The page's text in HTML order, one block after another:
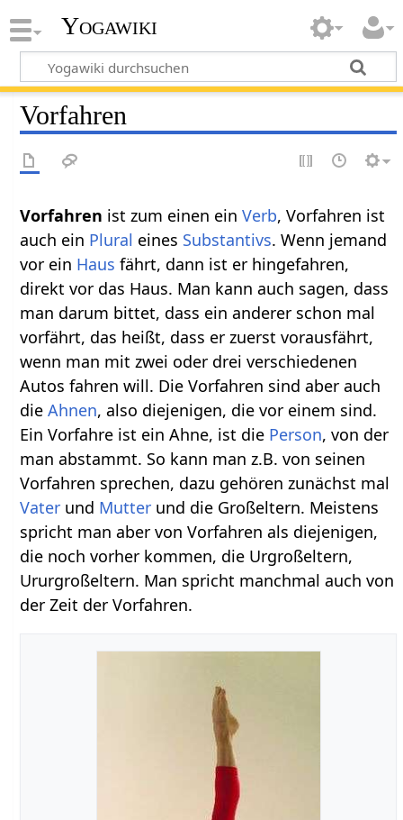
Yogawiki
Vorfahren
ist zum einen einVerb, Vorfahren ist
auch ein Plural eines Substantivs. Wenn jemand
vor ein Haus fährt, dann ist er hingefahren,
direkt vor das Haus. Man kann auch sagen, dass
man darum bittet, dass ein anderer schon mal
vorfährt, das heißt, dass er zuerst vorausfährt,
wenn man mit zwei oder drei verschiedenen
Autos fahren will. Die Vorfahren sind aber auch
dieAhnen, also diejenigen, die vor einem sind.
Ein Vorfahre ist ein Ahne, ist die Person, von der
man abstammt. So kann man z.B. von seinen
Vorfahren sprechen, dazu gehören zunächst mal
Vater und Mutter und die Großeltern. Meistens
spricht man aber von Vorfahren als diejenigen,
die noch vorher kommen, die Urgroßeltern,
Ururgroßeltern. Man spricht manchmal auch von
der Zeit der Vorfahren.